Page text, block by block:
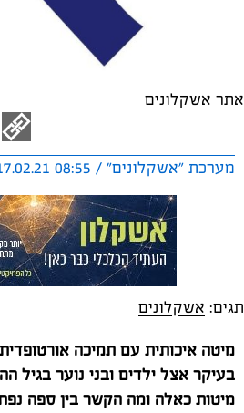
אתר אשקלונים
מערכת "אשקלונים" / 08:55 17.02.21
תגים: אשקלונים
מיטה איכותית עם תמיכה
בעיקר אצל ילדים ובני נוער בגיל
מיטות כאלה ומה הקשר בין ספה